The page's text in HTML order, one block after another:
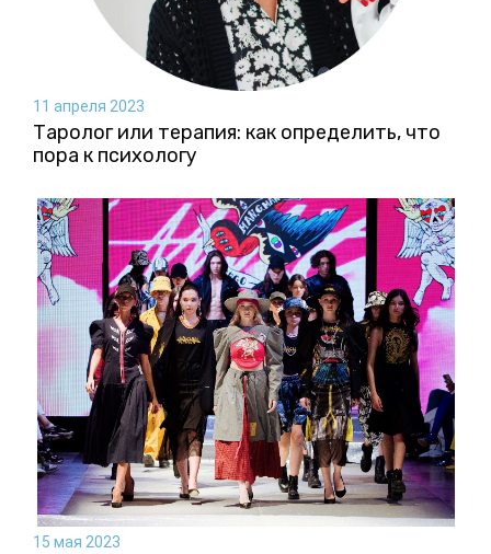
11 апреля 2023
Таролог или терапия: как определить, что
пора к психологу
15 мая 2023